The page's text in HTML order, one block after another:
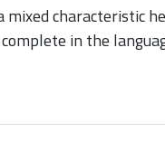
characteristic
in the